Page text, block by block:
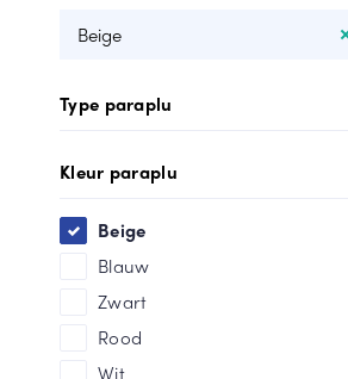
Beige
Type paraplu
Kleur paraplu
Blauw
Zwart
Rood
Wit
Beige